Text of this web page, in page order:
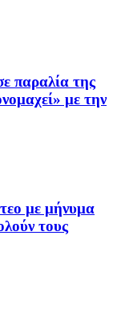
της
με την
με μήνυμα
τους